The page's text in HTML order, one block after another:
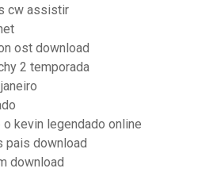
cw assistir
ost download
2 temporada
kevin legendado online
pais download
download